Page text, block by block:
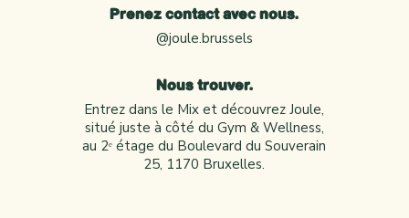
Prenez contact avec nous.
@joule.brussels
Nous trouver.
Entrez dans le Mix et découvrez Joule,
situé juste à côté du Gym & Wellness,
au 2ᵉ étage du Boulevard du Souverain
25, 1170 Bruxelles.